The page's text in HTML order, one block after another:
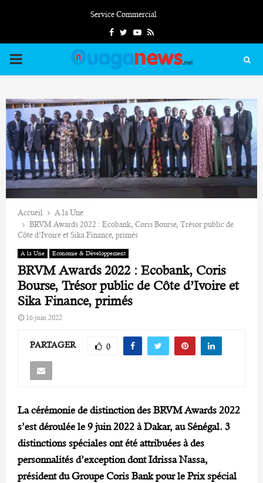
Service Commercial
FacebookTwitterYoutube
Rss
PRIMARY
Accueil
A la Une
BRVM Awards 2022 : Ecobank, Coris Bourse, Trésor public de
Côte d’Ivoire et Sika Finance, primés
A la Une Economie & Développement
BRVM Awards 2022 : Ecobank, Coris
Bourse, Trésor public de Côte d’Ivoire et
Sika Finance, primés
16 juin 2022
PARTAGER 0
La cérémonie de distinction des BRVM Awards 2022
s’est déroulée le 9 juin 2022 à Dakar, au Sénégal. 3
distinctions spéciales ont été attribuées à des
personnalités d’exception dont Idrissa Nassa,
président du Groupe Coris Bank pour le Prix spécial